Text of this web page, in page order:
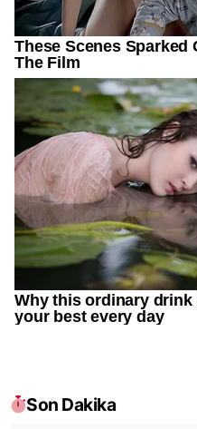
Son Dakika